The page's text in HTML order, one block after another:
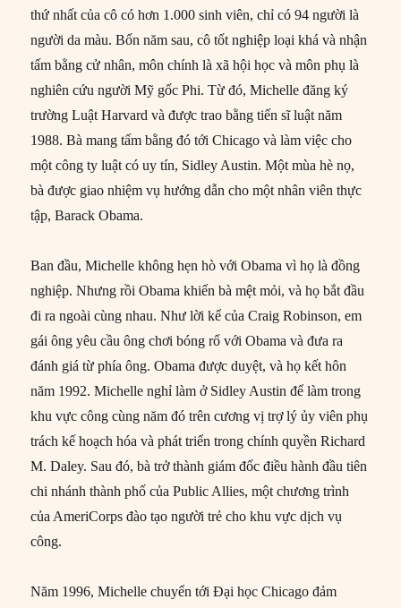
thứ nhất của cô có hơn 1.000 sinh viên, chỉ có 94 người là
người da màu. Bốn năm sau, cô tốt nghiệp loại khá và nhận
tấm bằng cử nhân, môn chính là xã hội học và môn phụ là
nghiên cứu người Mỹ gốc Phi. Từ đó, Michelle đăng ký
trường Luật Harvard và được trao bằng tiến sĩ luật năm
1988. Bà mang tấm bằng đó tới Chicago và làm việc cho
một công ty luật có uy tín, Sidley Austin. Một mùa hè nọ,
bà được giao nhiệm vụ hướng dẫn cho một nhân viên thực
tập, Barack Obama.
Ban đầu, Michelle không hẹn hò với Obama vì họ là đồng
nghiệp. Nhưng rồi Obama khiến bà mệt mỏi, và họ bắt đầu
đi ra ngoài cùng nhau. Như lời kể của Craig Robinson, em
gái ông yêu cầu ông chơi bóng rổ với Obama và đưa ra
đánh giá từ phía ông. Obama được duyệt, và họ kết hôn
năm 1992. Michelle nghỉ làm ở Sidley Austin để làm trong
khu vực công cùng năm đó trên cương vị trợ lý ủy viên phụ
trách kế hoạch hóa và phát triển trong chính quyền Richard
M. Daley. Sau đó, bà trở thành giám đốc điều hành đầu tiên
chi nhánh thành phố của Public Allies, một chương trình
của AmeriCorps đào tạo người trẻ cho khu vực dịch vụ
công.
Năm 1996, Michelle chuyển tới Đại học Chicago đảm